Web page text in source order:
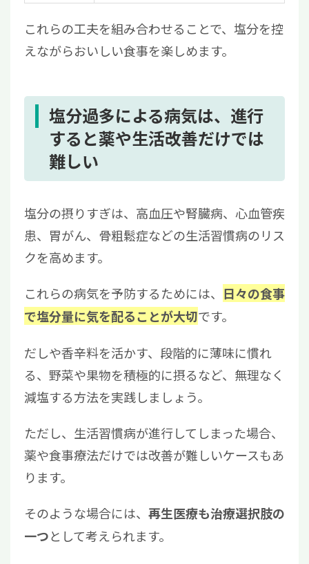
これらの工夫を組み合わせることで、塩分を控
えながらおいしい食事を楽しめます。
塩分過多による病気は、進行
すると薬や生活改善だけでは
難しい
塩分の摂りすぎは、高血圧や腎臓病、心血管疾
患、胃がん、骨粗鬆症などの生活習慣病のリス
クを高めます。
これらの病気を予防するためには、 日々の食事
で塩分量に気を配ることが大切です。
だしや香辛料を活かす、段階的に薄味に慣れ
る、野菜や果物を積極的に摂るなど、無理なく
減塩する方法を実践しましょう。
ただし、生活習慣病が進行してしまった場合、
薬や食事療法だけでは改善が難しいケースもあ
ります。
そのような場合には、 再生医療も治療選択肢の
一つとして考えられます。